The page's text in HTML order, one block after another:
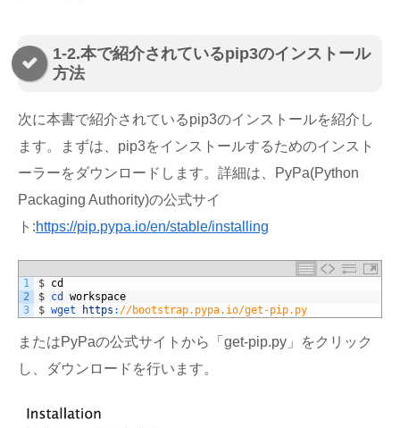
1-2.本で紹介されているpip3のインストール
方法
次に本書で紹介されているpip3のインストールを紹介し
ます。まずは、pip3をインストールするためのインスト
ーラーをダウンロードします。詳細は、PyPa(Python
Packaging Authority)の公式サイ
ト:https://pip.pypa.io/en/stable/installing
1
2
3
$ cd
$ cd workspace
$ wget https : //bootstrap.pypa.io/get-pip.py
またはPyPaの公式サイトから「get-pip.py」をクリック
し、ダウンロードを行います。